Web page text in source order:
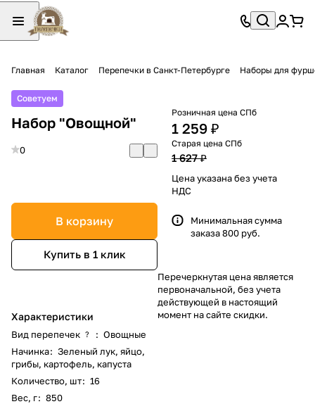
Главная Каталог Перепечки в Санкт-Петербурге Наборы для
Советуем
Набор "Овощной"
0
В корзину
Купить в 1 клик
Характеристики
Вид перепечек ? : Овощные
Начинка: Зеленый лук, яйцо,
грибы, картофель, капуста
Количество, шт: 16
Вес, г: 850
Розничная цена СПб
1 259 ₽
Старая цена СПб
1 627 ₽
Цена указана без учета
НДС
Минимальная сумма
заказа 800 руб.
Перечеркнутая цена является
первоначальной, без учета
действующей в настоящий
момент на сайте скидки.